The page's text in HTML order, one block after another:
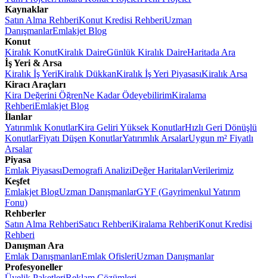
Kaynaklar
Satın Alma RehberiKonut Kredisi RehberiUzman
DanışmanlarEmlakjet Blog
Konut
Kiralık KonutKiralık DaireGünlük Kiralık DaireHaritada Ara
İş Yeri & Arsa
Kiralık İş YeriKiralık DükkanKiralık İş Yeri PiyasasıKiralık Arsa
Kiracı Araçları
Kira Değerini ÖğrenNe Kadar ÖdeyebilirimKiralama
RehberiEmlakjet Blog
İlanlar
Yatırımlık KonutlarKira Geliri Yüksek KonutlarHızlı Geri Dönüşlü
KonutlarFiyatı Düşen KonutlarYatırımlık ArsalarUygun m² Fiyatlı
Arsalar
Piyasa
Emlak PiyasasıDemografi AnaliziDeğer HaritalarıVerilerimiz
Keşfet
Emlakjet BlogUzman DanışmanlarGYF (Gayrimenkul Yatırım
Fonu)
Rehberler
Satın Alma RehberiSatıcı RehberiKiralama RehberiKonut Kredisi
Rehberi
Danışman Ara
Emlak DanışmanlarıEmlak OfisleriUzman Danışmanlar
Profesyoneller